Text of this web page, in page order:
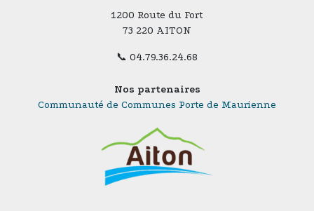
1200 Route du Fort
73 220 AITON
📞 04.79.36.24.68
Nos partenaires
Communauté de Communes Porte de Maurienne